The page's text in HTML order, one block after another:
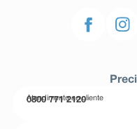
Atendimento ao cliente
0800 771 2120